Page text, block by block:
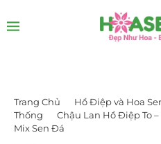
Trang Chủ Hồ Điệp và Hoa
Thống
Chậu Lan Hồ Điệp To
Mix Sen Đá